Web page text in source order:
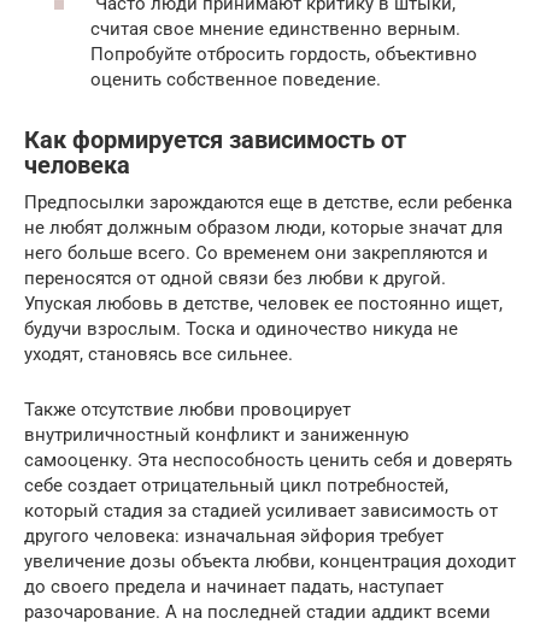
считая свое мнение единственно верным.
Попробуйте отбросить гордость, объективно
оценить собственное поведение.
Как формируется зависимость от
человека
Предпосылки зарождаются еще в детстве, если ребенка
не любят должным образом люди, которые значат для
него больше всего. Со временем они закрепляются и
переносятся от одной связи без любви к другой.
Упуская любовь в детстве, человек ее постоянно ищет,
будучи взрослым. Тоска и одиночество никуда не
уходят, становясь все сильнее.
Также отсутствие любви провоцирует
внутриличностный конфликт и заниженную
самооценку. Эта неспособность ценить себя и доверять
себе создает отрицательный цикл потребностей,
который стадия за стадией усиливает зависимость от
другого человека: изначальная эйфория требует
увеличение дозы объекта любви, концентрация доходит
до своего предела и начинает падать, наступает
разочарование. А на последней стадии аддикт всеми